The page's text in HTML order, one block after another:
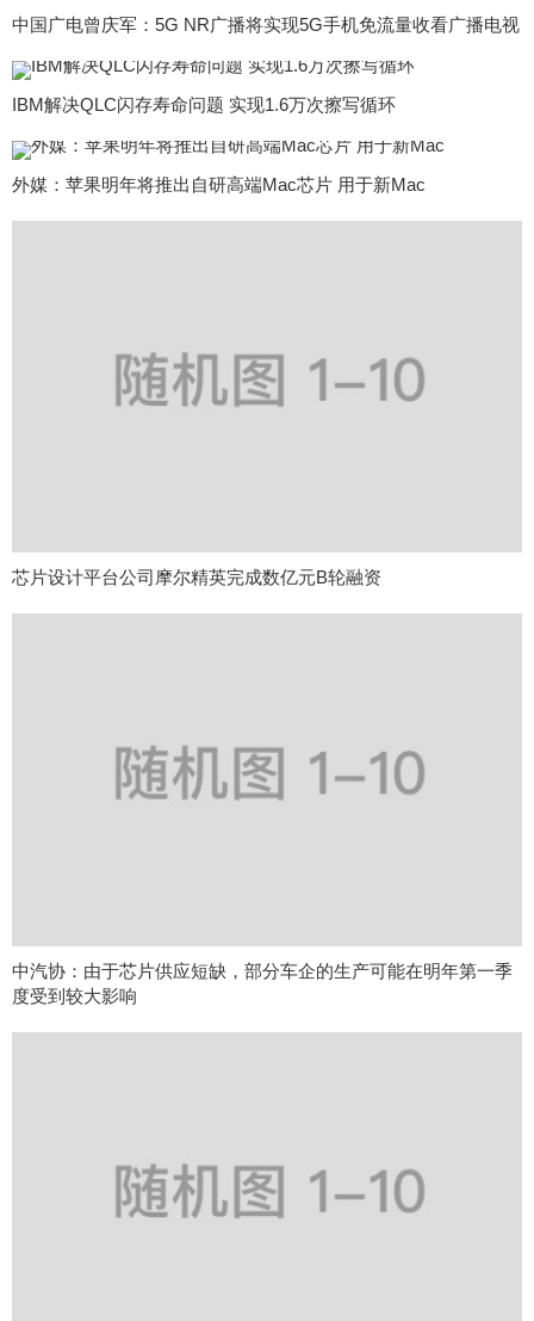
中国广电曾庆军：5G NR广播将实现5G手机免流量收看广播电视
IBM解决QLC闪存寿命问题 实现1.6万次擦写循环
外媒：苹果明年将推出自研高端Mac芯片 用于新Mac
芯片设计平台公司摩尔精英完成数亿元B轮融资
中汽协：由于芯片供应短缺，部分车企的生产可能在明年第一季
度受到较大影响